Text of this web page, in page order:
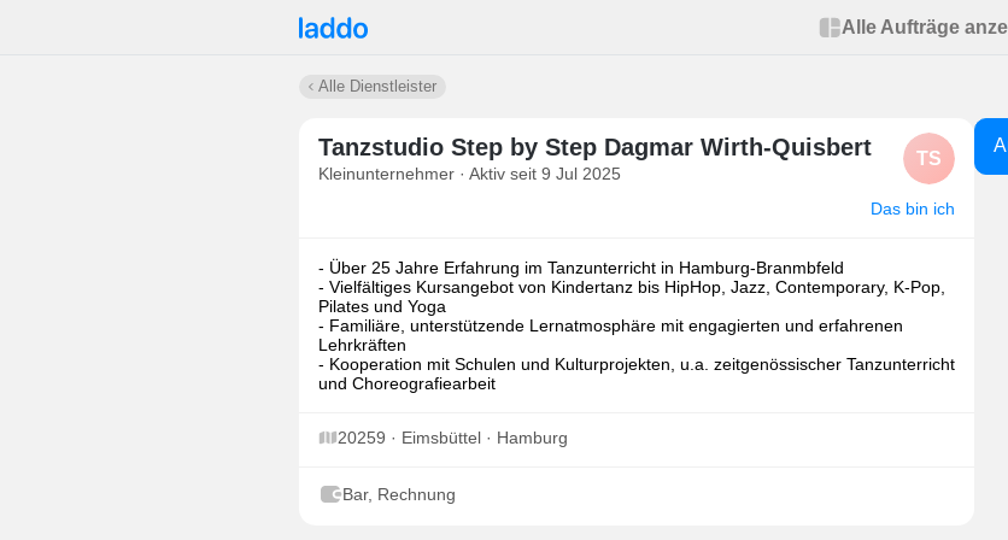
Alle Aufträge
Alle Dienstleister
Tanzstudio Step by Step Dagmar Wirth-Quisbert
Kleinunternehmer · Aktiv seit 9 Jul 2025
TS
Das bin ich
- Über 25 Jahre Erfahrung im Tanzunterricht in Hamburg-Branmbfeld
- Vielfältiges Kursangebot von Kindertanz bis HipHop, Jazz, Contemporary, K-Pop,
Pilates und Yoga
- Familiäre, unterstützende Lernatmosphäre mit engagierten und erfahrenen
Lehrkräften
- Kooperation mit Schulen und Kulturprojekten, u.a. zeitgenössischer Tanzunterricht
und Choreografiearbeit
20259 · Eimsbüttel · Hamburg
Bar, Rechnung